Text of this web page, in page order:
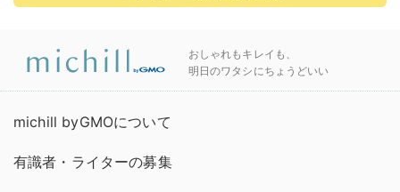
おしゃれもキレイも、
明日のワタシにちょうどいい
michill byGMOについて
有識者・ライターの募集